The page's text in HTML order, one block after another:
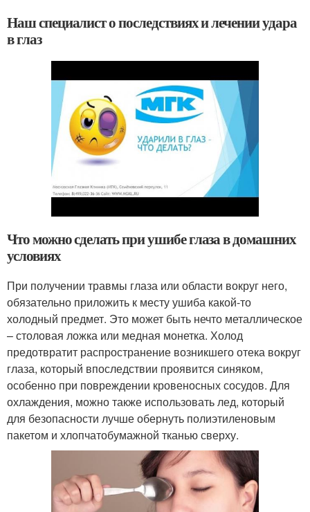
Наш специалист о последствиях и лечении удара
в глаз
Что можно сделать при ушибе глаза в домашних
условиях
При получении травмы глаза или области вокруг него,
обязательно приложить к месту ушиба какой-то
холодный предмет. Это может быть нечто металлическое
– столовая ложка или медная монетка. Холод
предотвратит распространение возникшего отека вокруг
глаза, который впоследствии проявится синяком,
особенно при повреждении кровеносных сосудов. Для
охлаждения, можно также использовать лед, который
для безопасности лучше обернуть полиэтиленовым
пакетом и хлопчатобумажной тканью сверху.